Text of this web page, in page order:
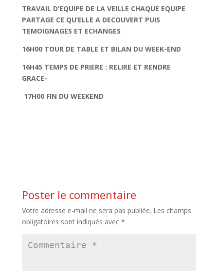
TRAVAIL D’EQUIPE DE LA VEILLE CHAQUE EQUIPE
PARTAGE CE QU’ELLE A DECOUVERT PUIS
TEMOIGNAGES ET ECHANGES
16H00 TOUR DE TABLE ET BILAN DU WEEK-END
16H45 TEMPS DE PRIERE : RELIRE ET RENDRE
GRACE-
17H00 FIN DU WEEKEND
Poster le commentaire
Votre adresse e-mail ne sera pas publiée. Les champs
obligatoires sont indiqués avec *